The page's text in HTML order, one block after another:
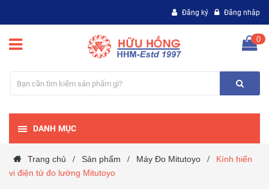
Đăng ký Đăng nhập
0
DANH MỤC
Trang chủ / Sản phẩm / Máy Đo Mitutoyo /
Kính hiển
vi điện tử đo lường Mitutoyo